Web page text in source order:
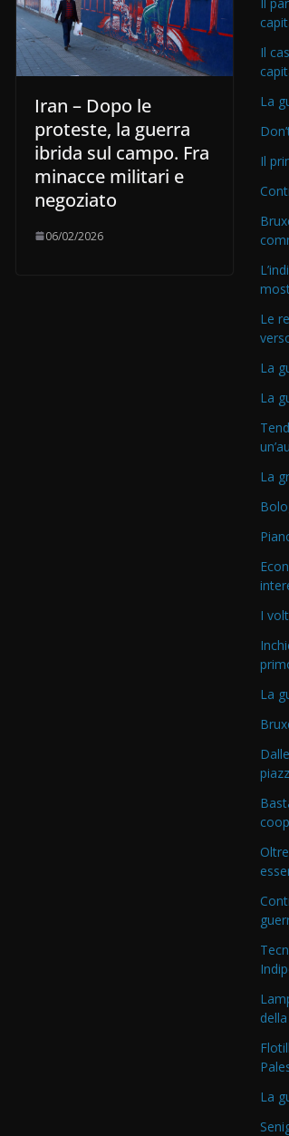
Iran – Dopo le
proteste, la guerra
ibrida sul campo. Fra
minacce militari e
negoziato
06/02/2026
Il
La
Il
Le
La
La
La
I
La
La